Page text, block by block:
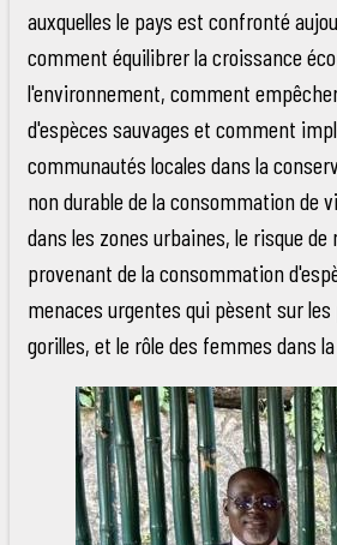
auxquelles le pays est confronté
comment équilibrer la croissance
l'environnement, comment
d'espèces sauvages et comment
communautés locales dans la
non durable de la consommation de
dans les zones urbaines, le risque de
provenant de la consommation
menaces urgentes qui pèsent sur
gorilles, et le rôle des femmes dans